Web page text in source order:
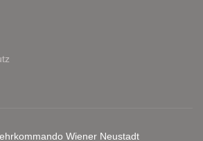
Wiener Neustadt